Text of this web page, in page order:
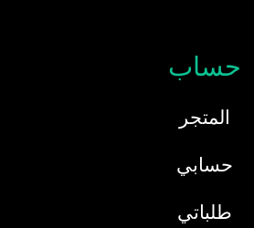
حساب
المتجر
حسابي
طلباتي